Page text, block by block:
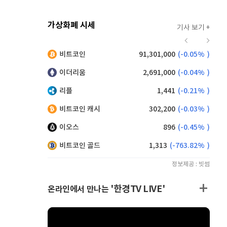
가상화폐 시세 기사 보기 +
비트코인 91,301,000 (-0.05% )
이더리움 2,691,000 (-0.04% )
리플 1,441 (-0.21% )
비트코인 캐시 302,200 (-0.03% )
이오스 896 (-0.45% )
비트코인 골드 1,313 (-763.82% )
정보제공 : 빗썸
온라인에서 만나는 '한경TV LIVE'